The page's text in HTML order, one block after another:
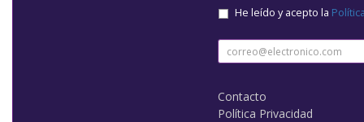
He leído y acepto la
Contacto
Política Privacidad